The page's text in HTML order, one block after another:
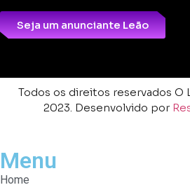
Seja um anunciante Leão
Todos os direitos reservados O
2023. Desenvolvido por
Menu
Home